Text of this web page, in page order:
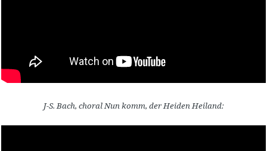
J-S. Bach, choral Nun komm, der Heiden Heiland: